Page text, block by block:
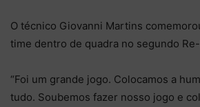
O técnico Giovanni Martins
time dentro de quadra no segundo
“Foi um grande jogo. Colocamos a
tudo. Soubemos fazer nosso jogo e